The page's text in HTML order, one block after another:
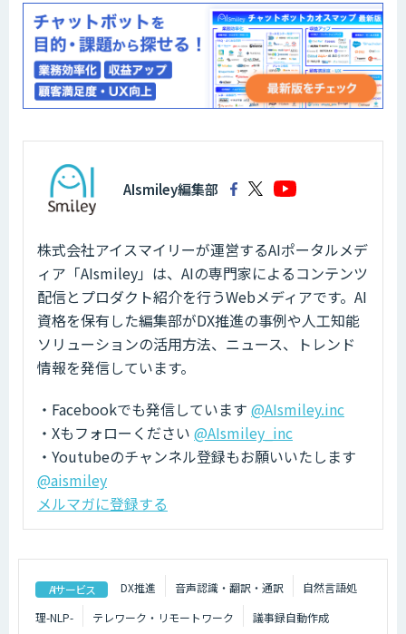
AIsmiley編集部
株式会社アイスマイリーが運営するAIポータルメデ
ィア「AIsmiley」は、AIの専門家によるコンテンツ
配信とプロダクト紹介を行うWebメディアです。AI
資格を保有した編集部がDX推進の事例や人工知能
ソリューションの活用方法、ニュース、トレンド
情報を発信しています。
・Facebookでも発信しています @AIsmiley.inc
・Xもフォローください @AIsmiley_inc
・Youtubeのチャンネル登録もお願いいたします
@aismiley
メルマガに登録する
AIサービス DX推進 音声認識・翻訳・通訳
自然言語処
理-NLP-
テレワーク・リモートワーク 議事録自動作成